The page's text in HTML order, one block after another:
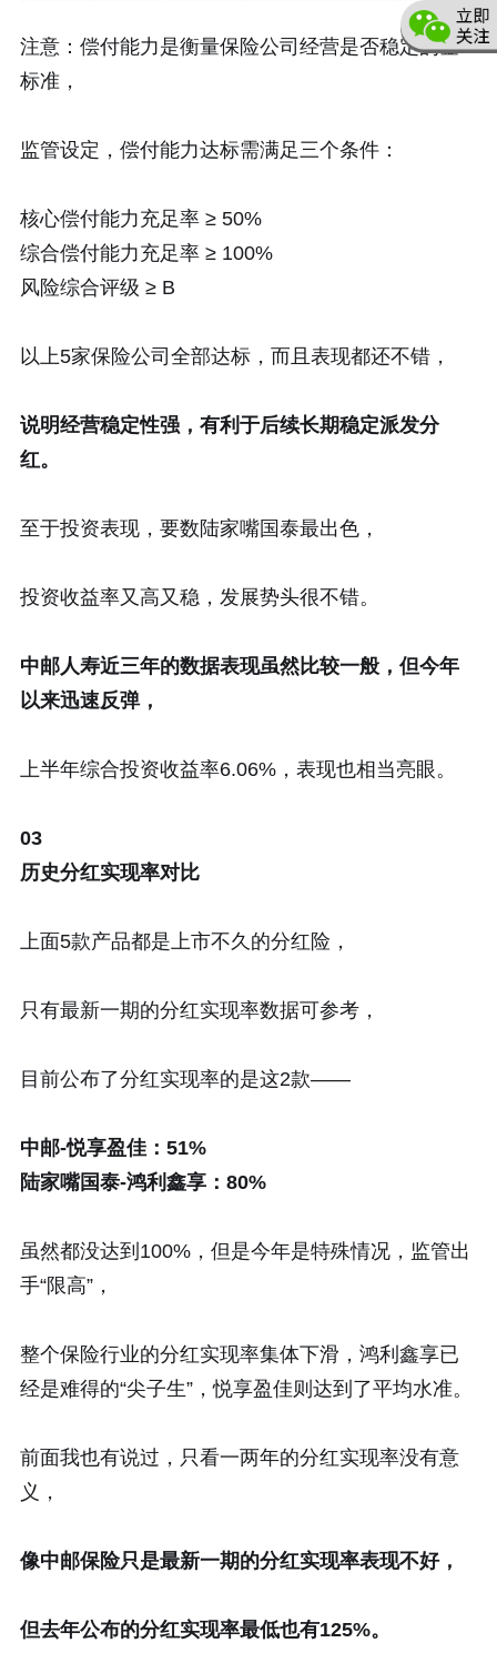
注意：偿付能力是衡量保险公司经营是否稳定的金
标准，
监管设定，偿付能力达标需满足三个条件：
核心偿付能力充足率 ≥ 50%
综合偿付能力充足率 ≥ 100%
风险综合评级 ≥ B
以上5家保险公司全部达标，而且表现都还不错，
说明经营稳定性强，有利于后续长期稳定派发分
红。
至于投资表现，要数陆家嘴国泰最出色，
投资收益率又高又稳，发展势头很不错。
中邮人寿近三年的数据表现虽然比较一般，但今年
以来迅速反弹，
上半年综合投资收益率6.06%，表现也相当亮眼。
03
历史分红实现率对比
上面5款产品都是上市不久的分红险，
只有最新一期的分红实现率数据可参考，
目前公布了分红实现率的是这2款——
中邮-悦享盈佳：51%
陆家嘴国泰-鸿利鑫享：80%
虽然都没达到100%，但是今年是特殊情况，监管出
手“限高”，
整个保险行业的分红实现率集体下滑，鸿利鑫享已
经是难得的“尖子生”，悦享盈佳则达到了平均水准。
前面我也有说过，只看一两年的分红实现率没有意
义，
像中邮保险只是最新一期的分红实现率表现不好，
但去年公布的分红实现率最低也有125%。